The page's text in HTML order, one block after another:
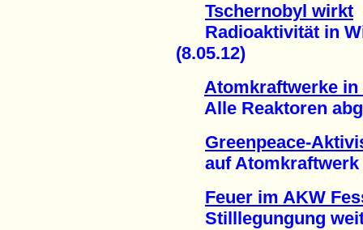
Tschernobyl wirkt
Radioaktivität in
(8.05.12)
Atomkraftwerke in
Alle Reaktoren
Greenpeace-
auf Atomkraftwerk
Feuer im AKW
Stilllegungung